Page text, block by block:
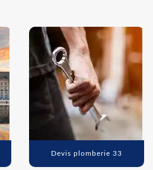
Devis plomberie 33